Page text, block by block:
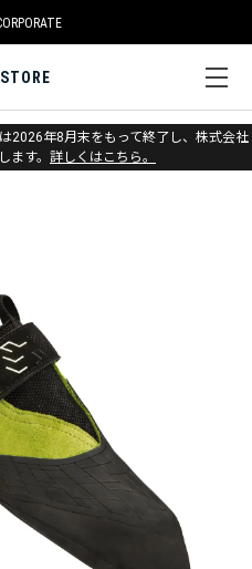
2026年8月末をもって終了し、株式会社
ます。 詳しくはこちら。
ューズ